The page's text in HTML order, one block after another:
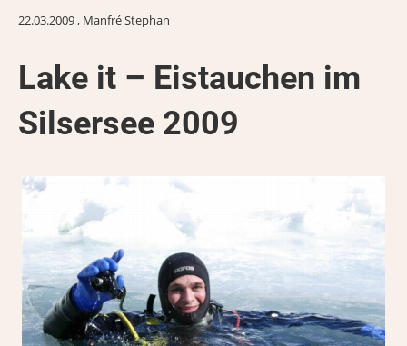
22.03.2009, Manfré Stephan
Lake it – Eistauchen im
Silsersee 2009